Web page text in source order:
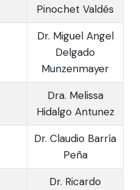
Pinochet Valdés
Dr. Miguel Angel
Delgado
Munzenmayer
Dra. Melissa
Hidalgo Antunez
Dr. Claudio Barría
Peña
Dr. Ricardo